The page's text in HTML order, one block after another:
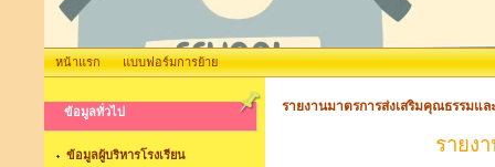
หน้าแรก แบบฟอร์มการย้าย
ข้อมูลทั่วไป
ข้อมูลผู้บริหารโรงเรียน
รายงานมาตรการส่งเสริมคุณธรรมแล
รายง